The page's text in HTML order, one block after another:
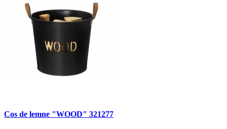
Cos de lemne "WOOD" 321277